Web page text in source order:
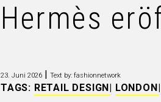
Hermès
23. Juni 2026 | Text by: fashionnetwork
TAGS: RETAIL DESIGN| LONDON|